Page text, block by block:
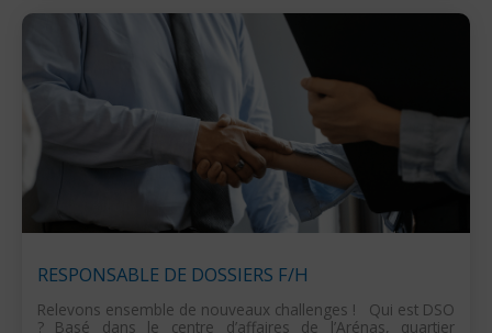
RESPONSABLE DE DOSSIERS F/H
Relevons ensemble de nouveaux challenges ! Qui est DSO
? Basé dans le centre d’affaires de l’Arénas, quartier